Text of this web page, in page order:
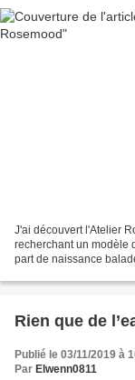
J'ai découvert l'Atelier
recherchant un modèle
part de naissance
Rien que de
Publié le 03/11/2019 à
Par Elwenn0811